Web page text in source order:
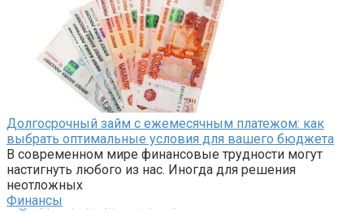
Долгосрочный займ с ежемесячным платежом: как
выбрать оптимальные условия для вашего бюджета
В современном мире финансовые трудности могут
настигнуть любого из нас. Иногда для решения
неотложных
Финансы